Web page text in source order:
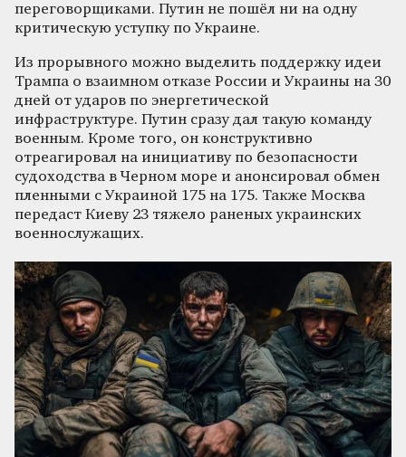
переговорщиками. Путин не пошёл ни на одну
критическую уступку по Украине.
Из прорывного можно выделить поддержку идеи
Трампа о взаимном отказе России и Украины на 30
дней от ударов по энергетической
инфраструктуре. Путин сразу дал такую команду
военным. Кроме того, он конструктивно
отреагировал на инициативу по безопасности
судоходства в Черном море и анонсировал обмен
пленными с Украиной 175 на 175. Также Москва
передаст Киеву 23 тяжело раненых украинских
военнослужащих.